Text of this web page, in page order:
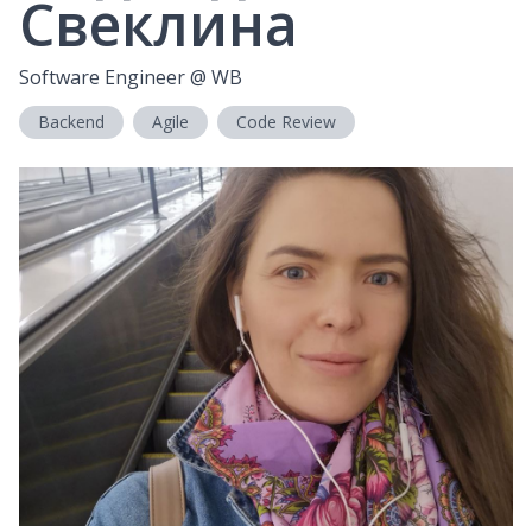
Свеклина
Software Engineer@ WB
Backend Agile Code Review